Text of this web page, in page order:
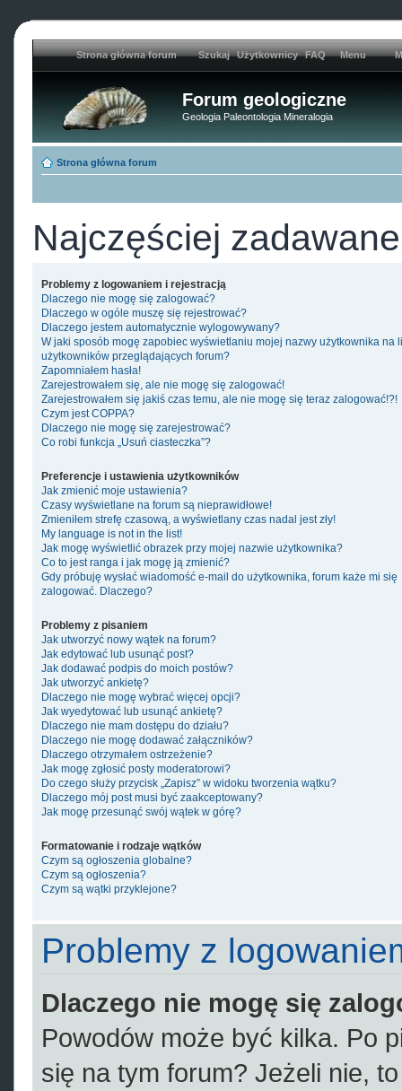
Strona główna forum Szukaj Użytkownicy FAQ Menu
Forum geologiczne
Geologia Paleontologia Mineralogia
Strona główna forum
Najczęściej
Problemy z logowaniem i rejestracją
Dlaczego nie mogę się zalogować?
Dlaczego w ogóle muszę się rejestrować?
Dlaczego jestem automatycznie wylogowywany?
W jaki sposób mogę zapobiec wyświetlaniu mojej nazwy użytkownika na
użytkowników przeglądających forum?
Zapomniałem hasła!
Zarejestrowałem się, ale nie mogę się zalogować!
Zarejestrowałem się jakiś czas temu, ale nie mogę się teraz zalogować!?!
Czym jest COPPA?
Dlaczego nie mogę się zarejestrować?
Co robi funkcja „Usuń ciasteczka”?
Preferencje i ustawienia użytkowników
Jak zmienić moje ustawienia?
Czasy wyświetlane na forum są nieprawidłowe!
Zmieniłem strefę czasową, a wyświetlany czas nadal jest zły!
My language is not in the list!
Jak mogę wyświetlić obrazek przy mojej nazwie użytkownika?
Co to jest ranga i jak mogę ją zmienić?
Gdy próbuję wysłać wiadomość e-mail do użytkownika, forum każe mi się
zalogować. Dlaczego?
Problemy z pisaniem
Jak utworzyć nowy wątek na forum?
Jak edytować lub usunąć post?
Jak dodawać podpis do moich postów?
Jak utworzyć ankietę?
Dlaczego nie mogę wybrać więcej opcji?
Jak wyedytować lub usunąć ankietę?
Dlaczego nie mam dostępu do działu?
Dlaczego nie mogę dodawać załączników?
Dlaczego otrzymałem ostrzeżenie?
Jak mogę zgłosić posty moderatorowi?
Do czego służy przycisk „Zapisz” w widoku tworzenia wątku?
Dlaczego mój post musi być zaakceptowany?
Jak mogę przesunąć swój wątek w górę?
Formatowanie i rodzaje wątków
Czym są ogłoszenia globalne?
Czym są ogłoszenia?
Czym są wątki przyklejone?
Problemy z
Dlaczego nie mogę się
Powodów może być kilka. Po
się na tym forum? Jeżeli nie,